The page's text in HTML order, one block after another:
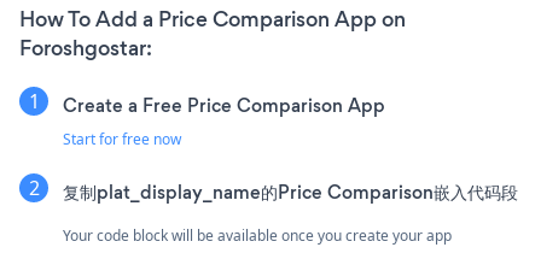
How To Add a Price Comparison App on
Foroshgostar:
Create a Free Price Comparison App
Start for free now
复制plat_display_name的Price Comparison嵌入代码段
Your code block will be available once you create your app